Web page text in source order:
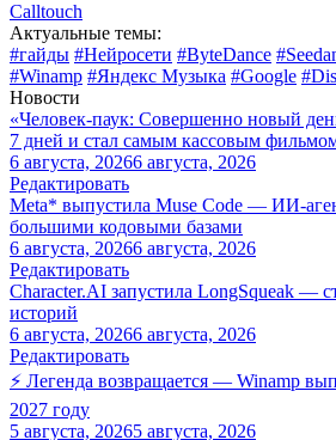
Calltouch
Актуальные темы:
#гайды #Нейросети #ByteDance
#Winamp #Яндекс Музыка #Google
Новости
«Человек-паук: Совершенно новый
7 дней и стал самым кассовым
6 августа, 20266 августа, 2026
Редактировать
Meta* выпустила Muse Code — ИИ-
большими кодовыми базами
6 августа, 20266 августа, 2026
Редактировать
Character.AI запустила LongSqueak —
историй
6 августа, 20266 августа, 2026
Редактировать
⚡ Легенда возвращается — Winamp
2027 году
5 августа, 20265 августа, 2026